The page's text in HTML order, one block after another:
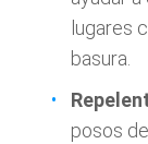
lugares
basura.
posos